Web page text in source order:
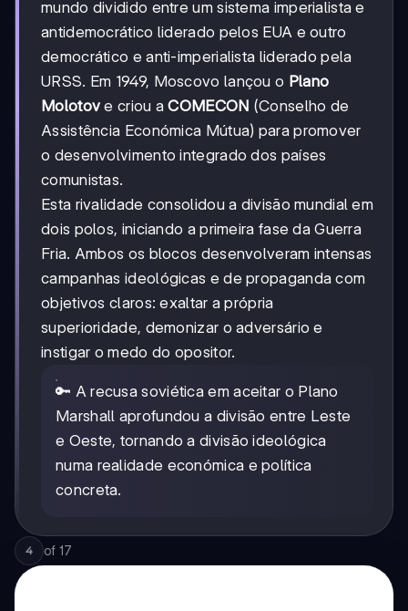
mundo dividido entre um sistema imperialista e
antidemocrático liderado pelos EUA e outro
democrático e anti-imperialista liderado pela
URSS. Em 1949, Moscovo lançou o Plano
Molotove criou aCOMECON (Conselho de
Assistência Económica Mútua) para promover
o desenvolvimento integrado dos países
comunistas.
Esta rivalidade consolidou a divisão mundial em
dois polos, iniciando a primeira fase da Guerra
Fria. Ambos os blocos desenvolveram intensas
campanhas ideológicas e de propaganda com
objetivos claros: exaltar a própria
superioridade, demonizar o adversário e
instigar o medo do opositor.
🔑 A recusa soviética em aceitar o Plano
Marshall aprofundou a divisão entre Leste
e Oeste, tornando a divisão ideológica
numa realidade económica e política
concreta.
4 of 17